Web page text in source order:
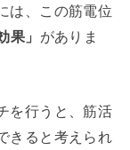
は、この筋電位
果」 がありま
を行うと、筋活
きると考えられ